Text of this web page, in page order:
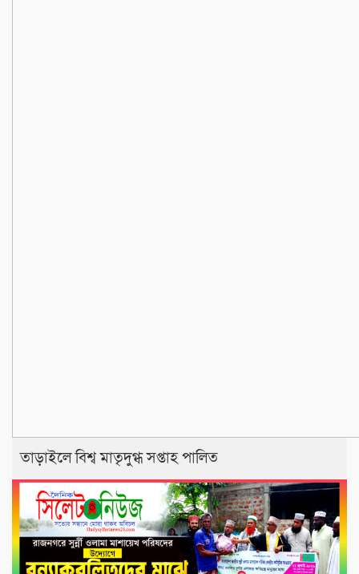
তাড়াইলে বিশ্ব মাতৃদুগ্ধ সপ্তাহ পালিত